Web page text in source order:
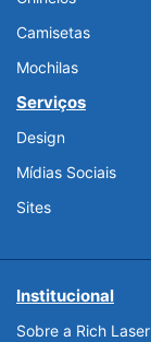
Camisetas
Mochilas
Serviços
Design
Mídias Sociais
Sites
Institucional
Sobre a Rich Laser